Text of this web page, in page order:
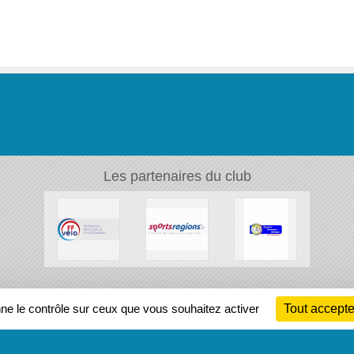
Les partenaires du club
le contrôle sur ceux que vous souhaitez activer Tout